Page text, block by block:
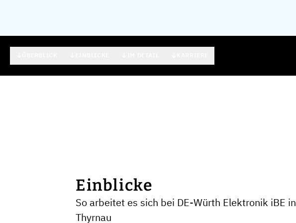
Einblicke
So arbeitet es sich bei DE-Würth Elektronik iBE in
Thyrnau